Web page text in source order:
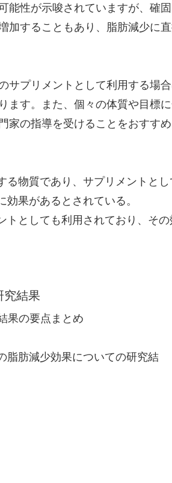
能性が示唆されていますが、確
加することもあり、脂肪減少に
サプリメントとして利用する場
ます。また、個々の体質や目標
の指導を受けることをおすすめ
物質であり、サプリメントとし
果があるとされている。
としても利用されており、そ
究結果